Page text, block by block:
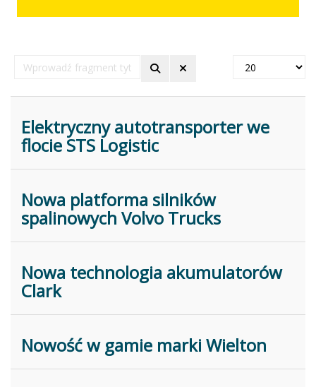
Wprowadź
fragment
Pokaż
Elektryczny autotransporter we
flocie STS Logistic
Nowa platforma silników
spalinowych Volvo Trucks
Nowa technologia akumulatorów
Clark
Nowość w gamie marki Wielton